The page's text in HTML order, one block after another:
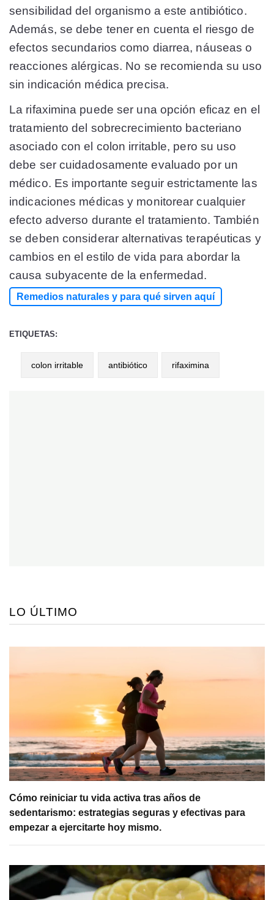
sensibilidad del organismo a este antibiótico.
Además, se debe tener en cuenta el riesgo de
efectos secundarios como diarrea, náuseas o
reacciones alérgicas. No se recomienda su uso
sin indicación médica precisa.
La rifaximina puede ser una opción eficaz en el
tratamiento del sobrecrecimiento bacteriano
asociado con el colon irritable, pero su uso
debe ser cuidadosamente evaluado por un
médico. Es importante seguir estrictamente las
indicaciones médicas y monitorear cualquier
efecto adverso durante el tratamiento. También
se deben considerar alternativas terapéuticas y
cambios en el estilo de vida para abordar la
causa subyacente de la enfermedad.
Remedios naturales y para qué sirven aquí
ETIQUETAS:
colon irritable antibiótico rifaximina
LO ÚLTIMO
Cómo reiniciar tu vida activa tras años de
sedentarismo: estrategias seguras y efectivas para
empezar a ejercitarte hoy mismo.